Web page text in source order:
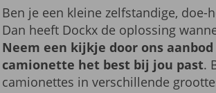
Ben je een kleine zelfstandige,
Dan heeft Dockx de oplossing
Neem een kijkje door ons
camionette het best bij jou past.
camionettes in verschillende